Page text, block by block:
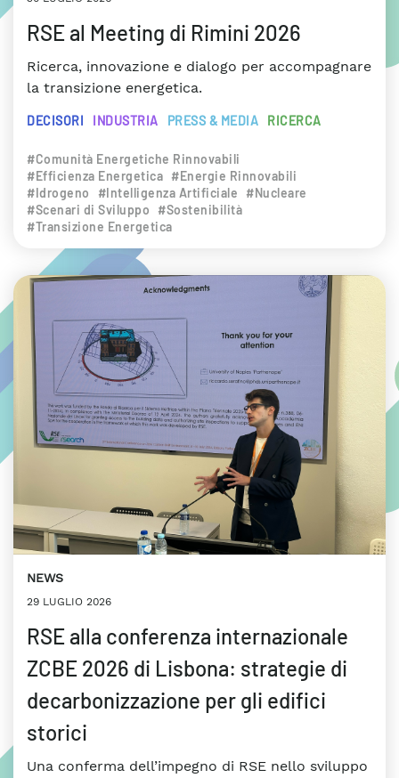
RSE al Meeting di Rimini 2026
Ricerca, innovazione e dialogo per accompagnare
la transizione energetica.
DECISORI INDUSTRIA PRESS & MEDIA RICERCA
#Comunità Energetiche Rinnovabili
#Efficienza Energetica #Energie Rinnovabili
#Idrogeno
#Intelligenza Artificiale
#Nucleare
#Scenari di Sviluppo
#Sostenibilità
#Transizione Energetica
NEWS
29 LUGLIO 2026
RSE alla conferenza internazionale
ZCBE 2026 di Lisbona: strategie di
decarbonizzazione per gli edifici
storici
Una conferma dell’impegno di RSE nello sviluppo